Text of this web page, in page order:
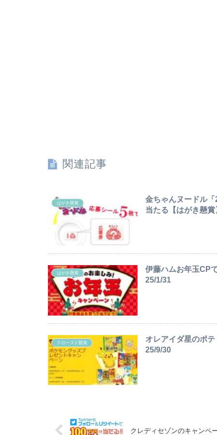
関連記事
はがき懸賞
金ちゃんヌードル
当たる【はがき懸
はがき懸賞
伊藤ハムお年玉CP
25/1/31
クローズド懸賞
オレアイダ星のポ
25/9/30
クレディセゾンのキャンペ